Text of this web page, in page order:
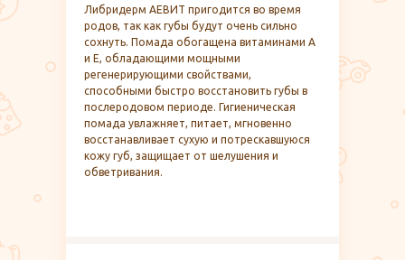
Либридерм АЕВИТ пригодится во время
родов, так как губы будут очень сильно
сохнуть. Помада обогащена витаминами А
и Е, обладающими мощными
регенерирующими свойствами,
способными быстро восстановить губы в
послеродовом периоде. Гигиеническая
помада увлажняет, питает, мгновенно
восстанавливает сухую и потрескавшуюся
кожу губ, защищает от шелушения и
обветривания.